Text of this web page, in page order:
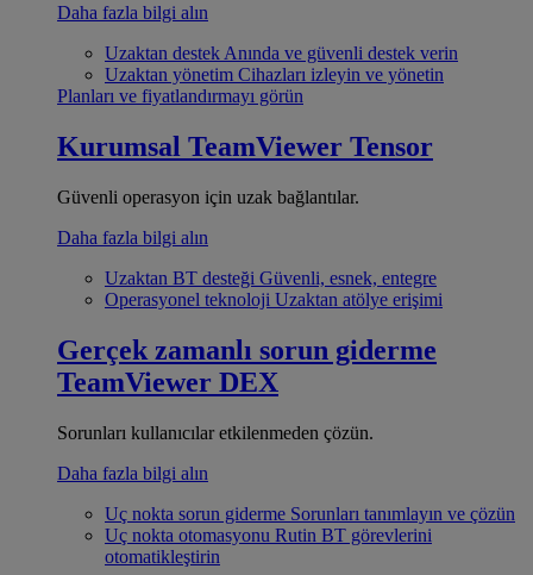
Daha fazla bilgi alın
Uzaktan destek Anında ve güvenli destek verin
Uzaktan yönetim Cihazları izleyin ve yönetin
Planları ve fiyatlandırmayı görün
Kurumsal TeamViewer Tensor
Güvenli operasyon için uzak bağlantılar.
Daha fazla bilgi alın
Uzaktan BT desteği Güvenli, esnek, entegre
Operasyonel teknoloji Uzaktan atölye erişimi
Gerçek zamanlı sorun giderme
TeamViewer DEX
Sorunları kullanıcılar etkilenmeden çözün.
Daha fazla bilgi alın
Uç nokta sorun giderme Sorunları tanımlayın ve çözün
Uç nokta otomasyonu Rutin BT görevlerini
otomatikleştirin